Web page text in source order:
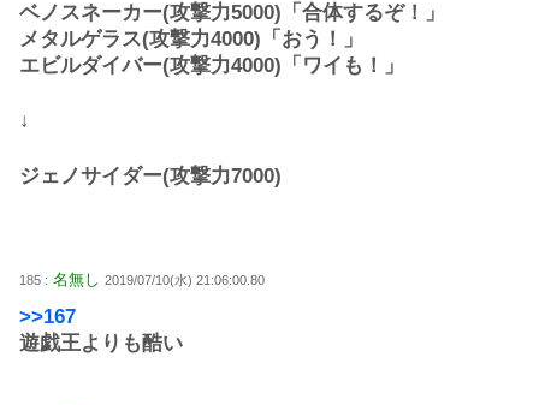
ベノスネーカー(攻撃力5000)「合体するぞ！」
メタルゲラス(攻撃力4000)「おう！」
エビルダイバー(攻撃力4000)「ワイも！」
↓
ジェノサイダー(攻撃力7000)
185 : 名無し 2019/07/10(水) 21:06:00.80
>>167
遊戯王よりも酷い